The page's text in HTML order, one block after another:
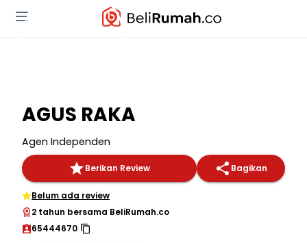
AGUS RAKA
Agen Independen
Berikan Review Bagikan
Belum ada review
2 tahun bersama BeliRumah.co
65444670